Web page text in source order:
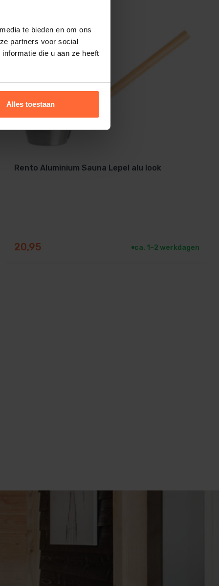
te bieden en om ons
partners voor social
die u aan ze heeft
Alles toestaan
Rento Aluminium Sauna Lepel alu look
20,95 ca. 1–2 werkdagen